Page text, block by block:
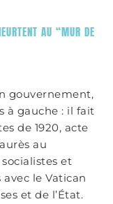
AU “MUR DE
gouvernement,
à gauche : il fait
de 1920, acte
au
et
le Vatican
et de l’État.